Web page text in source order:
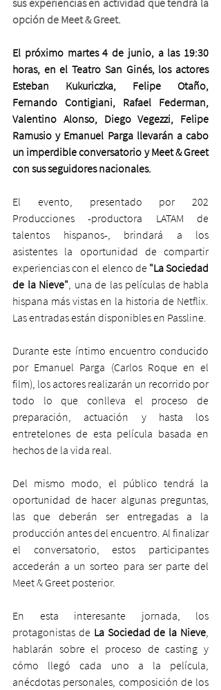
sus experiencias en actividad que tendrá la
opción de Meet & Greet.
El próximo martes 4 de junio, a las 19:30
horas, en el Teatro San Ginés, los actores
Esteban Kukuriczka, Felipe Otaño,
Fernando Contigiani, Rafael Federman,
Valentino Alonso, Diego Vegezzi, Felipe
Ramusio y Emanuel Parga llevarán a cabo
un imperdible conversatorio y Meet & Greet
con sus seguidores nacionales.
El evento, presentado por 202
Producciones -productora LATAM de
talentos hispanos-, brindará a los
asistentes la oportunidad de compartir
experiencias con el elenco de "La Sociedad
de la Nieve", una de las películas de habla
hispana más vistas en la historia de Netflix.
Las entradas están disponibles en Passline.
Durante este íntimo encuentro conducido
por Emanuel Parga (Carlos Roque en el
film), los actores realizarán un recorrido por
todo lo que conlleva el proceso de
preparación, actuación y hasta los
entretelones de esta película basada en
hechos de la vida real.
Del mismo modo, el público tendrá la
oportunidad de hacer algunas preguntas,
las que deberán ser entregadas a la
producción antes del encuentro. Al finalizar
el conversatorio, estos participantes
accederán a un sorteo para ser parte del
Meet & Greet posterior.
En esta interesante jornada, los
protagonistas de La Sociedad de la Nieve,
hablarán sobre el proceso de casting y
cómo llegó cada uno a la película,
anécdotas personales, composición de los